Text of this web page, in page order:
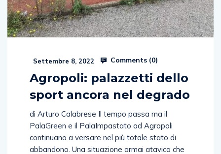
Settembre 8, 2022
Agropoli: palazzetti dello
sport ancora nel degrado
di Arturo Calabrese Il tempo passa ma il
PalaGreen e il PalaImpastato ad Agropoli
continuano a versare nel più totale stato di